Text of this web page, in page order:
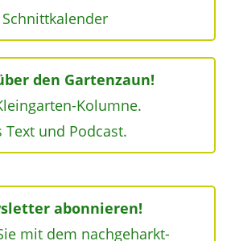
Schnittkalender
den Gartenzaun!
Kolumne.
Text und Podcast.
abonnieren!
mit dem nachgeharkt-